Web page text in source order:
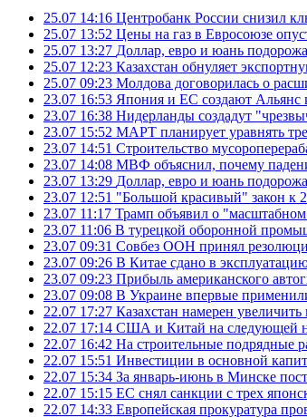
25.07 14:16 Центробанк России снизил
25.07 13:52 Цены на газ в Евросоюзе
25.07 13:27 Доллар, евро и юань
25.07 12:23 Казахстан обнуляет
25.07 09:23 Молдова договорилась о
23.07 16:53 Япония и ЕС создают Альянс
23.07 16:38 Нидерланды создадут
23.07 15:52 МАРТ планирует уравнять
23.07 14:51 Строительство
23.07 14:08 МВФ объяснил, почему
23.07 13:29 Доллар, евро и юань
23.07 12:51 "Большой красивый" закон к
23.07 11:17 Трамп объявил о
23.07 11:06 В турецкой оборонной
23.07 09:31 Совбез ООН принял
23.07 09:26 В Китае сдано в
23.07 09:23 Прибыль американского
23.07 09:08 В Украине впервые
22.07 17:27 Казахстан намерен
22.07 17:14 США и Китай на следующей
22.07 16:42 На строительные подрядные
22.07 15:51 Инвестиции в основной
22.07 15:34 За январь-июнь в Минске
22.07 15:15 ЕС снял санкции с трех
22.07 14:33 Европейская прокуратура